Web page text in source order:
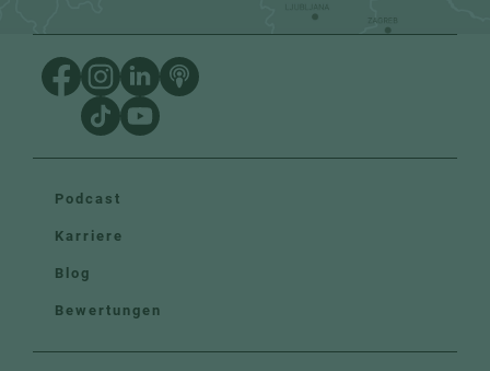
Podcast
Karriere
Blog
Bewertungen